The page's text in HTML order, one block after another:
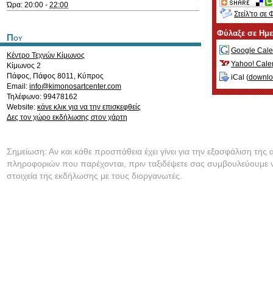
Ώρα: 20:00 - 22:00
Που
Κέντρο Τεχνών Κίμωνος
Κίμωνος 2
Πάφος, Πάφος 8011, Κύπρος
Email: info@kimonosartcenter.com
Τηλέφωνο: 99478162
Website: κάνε κλικ για να την επισκεφθείς
Δες τον χώρο εκδήλωσης στον χάρτη
Στείλ'το σε
Φύλαξε σε
Google
Yahoo!
iCal (
Σημείωση: Αν και κάθε προσπάθεια έχει γίνει για την εξασφάλιση της
πληροφοριών που παρέχονται, πριν ταξιδέψετε σας συμβουλεύουμε
στοιχεία της εκδήλωσης με τους διοργανωτές.